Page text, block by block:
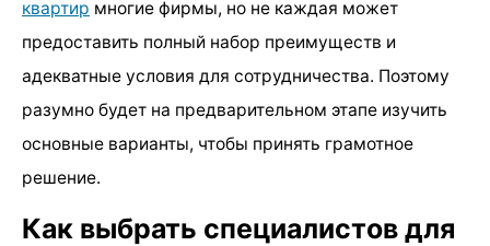
квартир многие фирмы, но не каждая может
предоставить полный набор преимуществ и
адекватные условия для сотрудничества. Поэтому
разумно будет на предварительном этапе изучить
основные варианты, чтобы принять грамотное
решение.
Как выбрать специалистов для